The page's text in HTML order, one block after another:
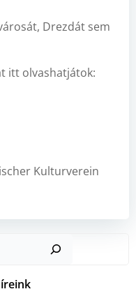
Drezdát sem
itt olvashatjátok:
Kulturverein